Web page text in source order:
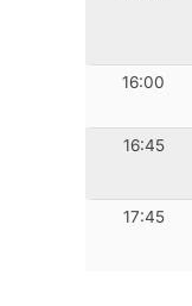
16:00
16:45
17:45